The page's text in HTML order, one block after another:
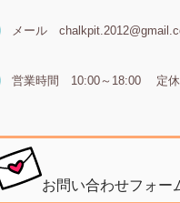
メール
営業時間 10:00～18:00
お問い合わせフォー